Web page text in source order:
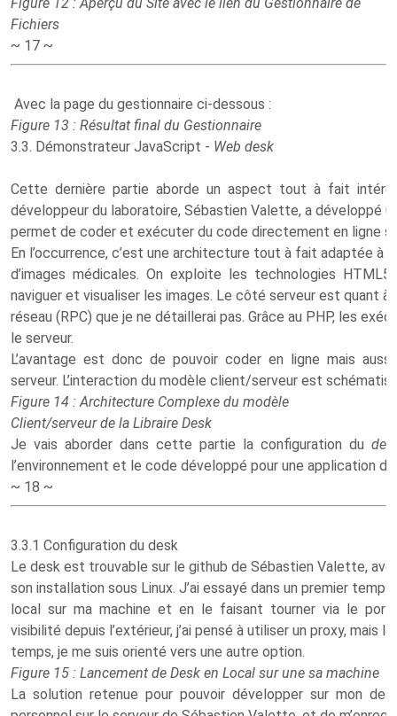
Fichiers
~ 17 ~
Avec la page du gestionnaire ci-dessous :
Figure 13 : Résultat final du Gestionnaire
3.3. Démonstrateur JavaScript - Web desk
Cette dernière partie aborde un aspect tout à fait
développeur du laboratoire, Sébastien Valette, a développé
permet de coder et exécuter du code directement en ligne
En l’occurrence, c’est une architecture tout à fait adaptée
d’images médicales. On exploite les technologies
naviguer et visualiser les images. Le côté serveur est quant
réseau (RPC) que je ne détaillerai pas. Grâce au PHP, les
le serveur.
L’avantage est donc de pouvoir coder en ligne mais
serveur. L’interaction du modèle client/serveur est
Figure 14 : Architecture Complexe du modèle
Client/serveur de la Libraire Desk
Je vais aborder dans cette partie la configuration du
l’environnement et le code développé pour une application
~ 18 ~
3.3.1 Configuration du desk
Le desk est trouvable sur le github de Sébastien Valette,
son installation sous Linux. J’ai essayé dans un premier
local sur ma machine et en le faisant tourner via le
visibilité depuis l’extérieur, j’ai pensé à utiliser un proxy, mais
temps, je me suis orienté vers une autre option.
Figure 15 : Lancement de Desk en Local sur une sa machine
La solution retenue pour pouvoir développer sur mon